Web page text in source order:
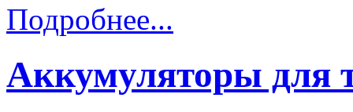
Подробнее...
Аккумуляторы для